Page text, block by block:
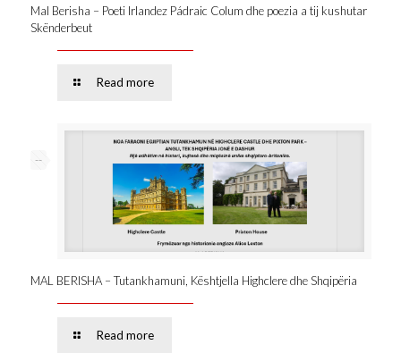
Mal Berisha – Poeti Irlandez Pádraic Colum dhe poezia a tij kushutar
Skënderbeut
Read more
--
MAL BERISHA – Tutankhamuni, Kështjella Highclere dhe Shqipëria
Read more